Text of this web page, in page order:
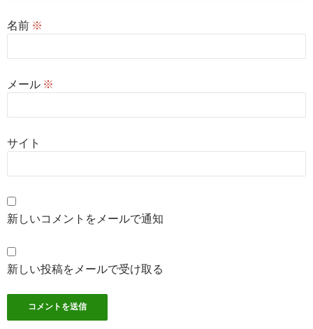
名前 ※
メール ※
サイト
新しいコメントをメールで通知
新しい投稿をメールで受け取る